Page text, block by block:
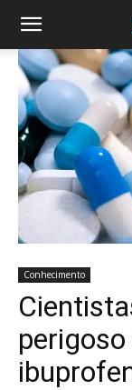
Conhecimento